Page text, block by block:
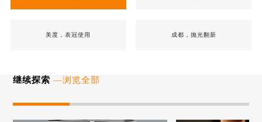
美度，表冠使用 成都，抛光翻新
继续探索 —浏览全部